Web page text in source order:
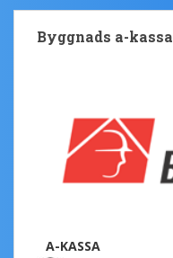
Byggnads a-kassa
A-KASSA